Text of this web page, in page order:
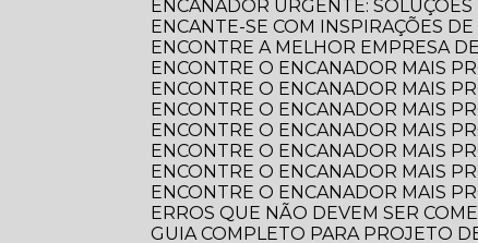
ENCANADOR URGENTE:
ENCANTE-SE COM INSPIRAÇÕES
ENCONTRE A MELHOR EMPRESA
ENCONTRE O ENCANADOR MAIS
ENCONTRE O ENCANADOR MAIS
ENCONTRE O ENCANADOR MAIS
ENCONTRE O ENCANADOR MAIS
ENCONTRE O ENCANADOR MAIS
ENCONTRE O ENCANADOR MAIS
ENCONTRE O ENCANADOR MAIS
ERROS QUE NÃO DEVEM SER
GUIA COMPLETO PARA PROJETO